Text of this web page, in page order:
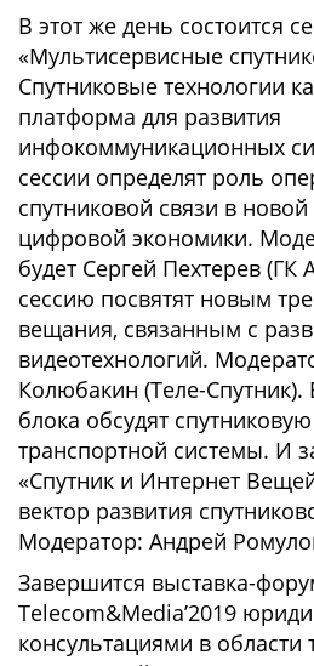
В этот же день состоится
«Мультисервисные
Спутниковые технологии
платформа для развития
инфокоммуникационных
сессии определят роль
спутниковой связи в новой
цифровой экономики.
будет Сергей Пехтерев (ГК
сессию посвятят новым
вещания, связанным с
видеотехнологий.
Колюбакин (Теле-Спутник).
блока обсудят
транспортной системы. И
«Спутник и Интернет
вектор развития
Модератор: Андрей
Завершится выставка-
Telecom&Media’2019
консультациями в области